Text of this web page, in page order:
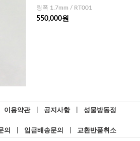
링폭 1.7mm / RT001
550,000원
이용약관 공지사항 성물방동정
의 입금배송문의 교환반품취소